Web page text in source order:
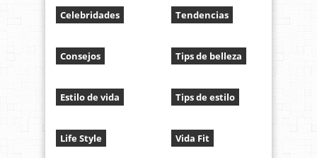
Celebridades
Consejos
Estilo de vida
Life Style
Tendencias
Tips de belleza
Tips de estilo
Vida Fit